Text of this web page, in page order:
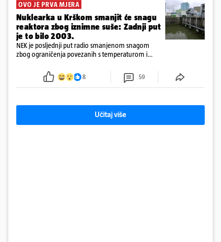
OVO JE PRVA MJERA
Nuklearka u Krškom smanjit će snagu
reaktora zbog iznimne suše: Zadnji put
je to bilo 2003.
NEK je posljednji put radio smanjenom snagom
zbog ograničenja povezanih s temperaturom i
smanjenje snage bilo potrebno više od 90 dana.
8 59
Učitaj više